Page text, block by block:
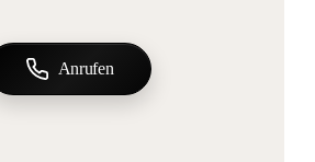
Montageart:
Anrufen